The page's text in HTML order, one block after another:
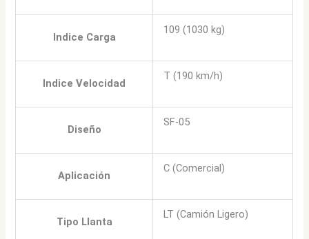
Indice Carga
109 (1030 kg)
Indice Velocidad
T (190 km/h)
Diseño
SF-05
Aplicación
C (Comercial)
Tipo Llanta
LT (Camión Ligero)